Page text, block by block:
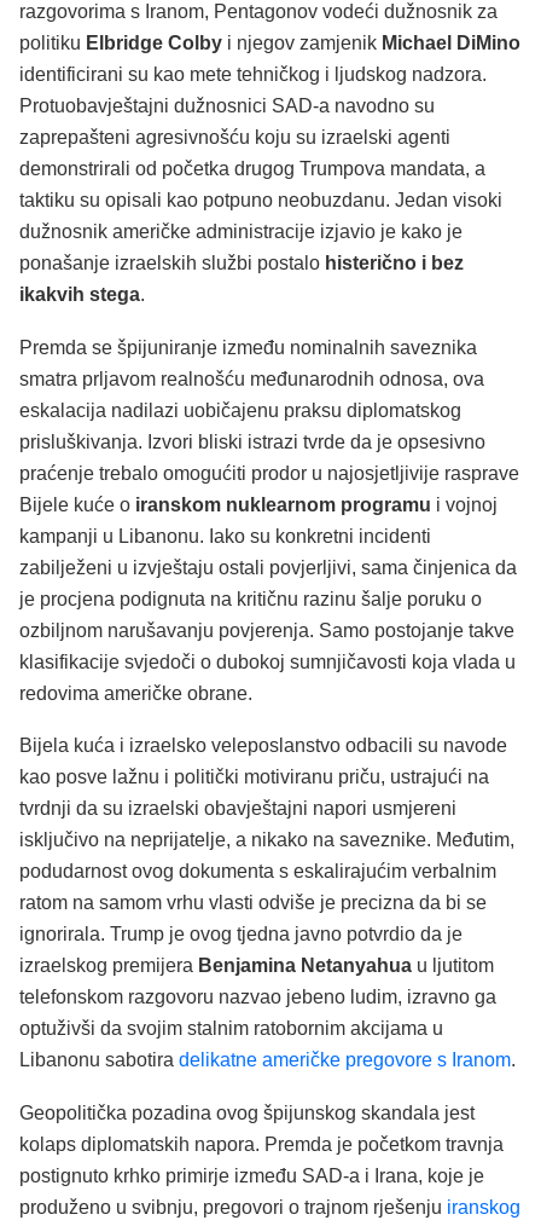
razgovorima s Iranom, Pentagonov vodeći dužnosnik za
politiku Elbridge Colby i njegov zamjenik Michael DiMino
identificirani su kao mete tehničkog i ljudskog nadzora.
Protuobavještajni dužnosnici SAD-a navodno su
zaprepašteni agresivnošću koju su izraelski agenti
demonstrirali od početka drugog Trumpova mandata, a
taktiku su opisali kao potpuno neobuzdanu. Jedan visoki
dužnosnik američke administracije izjavio je kako je
ponašanje izraelskih službi postalo histerično i bez
ikakvih stega.
Premda se špijuniranje između nominalnih saveznika
smatra prljavom realnošću međunarodnih odnosa, ova
eskalacija nadilazi uobičajenu praksu diplomatskog
prisluškivanja. Izvori bliski istrazi tvrde da je opsesivno
praćenje trebalo omogućiti prodor u najosjetljivije rasprave
Bijele kuće o iranskom nuklearnom programu i vojnoj
kampanji u Libanonu. Iako su konkretni incidenti
zabilježeni u izvještaju ostali povjerljivi, sama činjenica da
je procjena podignuta na kritičnu razinu šalje poruku o
ozbiljnom narušavanju povjerenja. Samo postojanje takve
klasifikacije svjedoči o dubokoj sumnjičavosti koja vlada u
redovima američke obrane.
Bijela kuća i izraelsko veleposlanstvo odbacili su navode
kao posve lažnu i politički motiviranu priču, ustrajući na
tvrdnji da su izraelski obavještajni napori usmjereni
isključivo na neprijatelje, a nikako na saveznike. Međutim,
podudarnost ovog dokumenta s eskalirajućim verbalnim
ratom na samom vrhu vlasti odviše je precizna da bi se
ignorirala. Trump je ovog tjedna javno potvrdio da je
izraelskog premijera Benjamina Netanyahua u ljutitom
telefonskom razgovoru nazvao jebeno ludim, izravno ga
optuživši da svojim stalnim ratobornim akcijama u
Libanonu sabotira delikatne američke pregovore s Iranom.
Geopolitička pozadina ovog špijunskog skandala jest
kolaps diplomatskih napora. Premda je početkom travnja
postignuto krhko primirje između SAD-a i Irana, koje je
produženo u svibnju, pregovori o trajnom rješenju iranskog